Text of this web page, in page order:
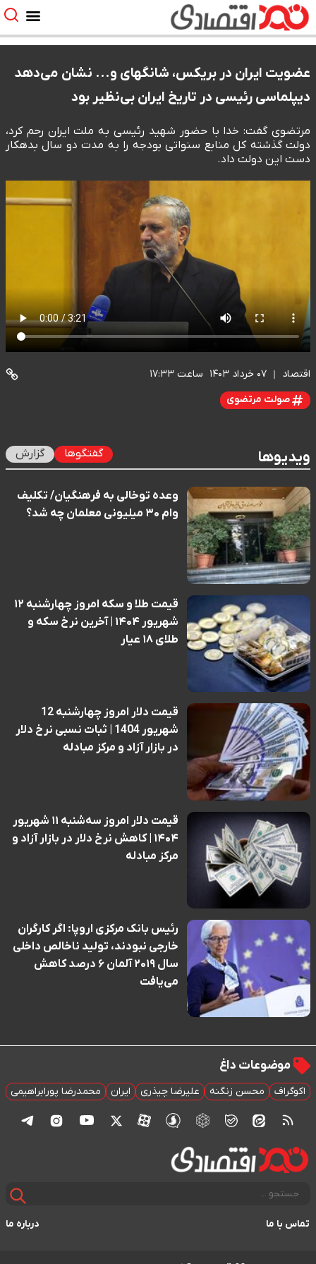
عضویت ایران در بریکس، شانگهای و... نشان می‌دهد
دیپلماسی رئیسی در تاریخ ایران بی‌نظیر بود
مرتضوی گفت: خدا با حضور شهید رئیسی به ملت ایران رحم کرد،
دولت گذشته کل منابع سنواتی بودجه را به مدت دو سال بدهکار
دست این دولت داد.
اقتصاد ۰۷ خرداد ۱۴۰۳ ساعت ۱۷:۳۳
صولت مرتضوی
ویدیوها گفتگوها گزارش
وعده توخالی به فرهنگیان/ تکلیف
وام ۳۰ میلیونی معلمان چه شد؟
قیمت طلا و سکه امروز چهارشنبه ۱۲
شهریور ۱۴۰۴ | آخرین نرخ سکه و
طلای ۱۸ عیار
قیمت دلار امروز چهارشنبه 12
شهریور 1404 | ثبات نسبی نرخ دلار
در بازار آزاد و مرکز مبادله
قیمت دلار امروز سه‌شنبه ۱۱ شهریور
۱۴۰۴ | کاهش نرخ دلار در بازار آزاد و
مرکز مبادله
رئیس بانک مرکزی اروپا: اگر کارگران
خارجی نبودند، تولید ناخالص داخلی
سال ۲۰۱۹ آلمان ۶ درصد کاهش
می‌یافت
موضوعات داغ
اکوگراف محسن زنگنه علیرضا چیذری ایران محمدرضا پورابراهیمی
تماس با ما درباره ما